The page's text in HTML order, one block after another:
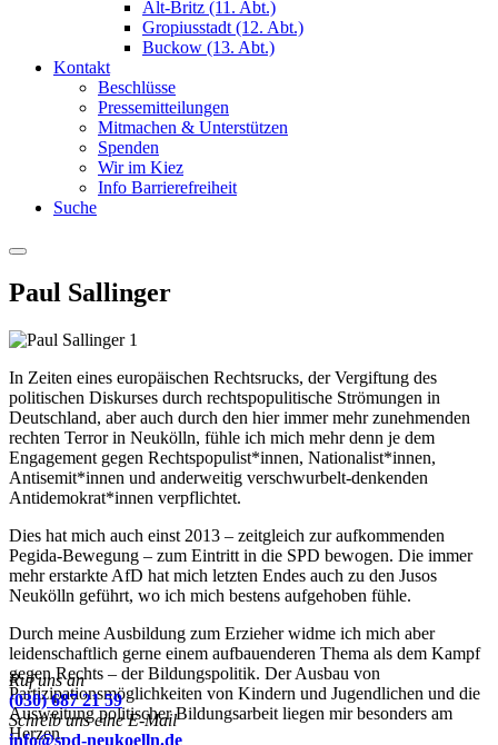
Alt-Britz (11. Abt.)
Gropiusstadt (12. Abt.)
Buckow (13. Abt.)
Kontakt
Beschlüsse
Pressemitteilungen
Mitmachen & Unterstützen
Spenden
Wir im Kiez
Info Barrierefreiheit
Suche
Menu
Paul Sallinger
In Zeiten eines europäischen Rechtsrucks, der Vergiftung des
politischen Diskurses durch rechtspopulitische Strömungen in
Deutschland, aber auch durch den hier immer mehr zunehmenden
rechten Terror in Neukölln, fühle ich mich mehr denn je dem
Engagement gegen Rechtspopulist*innen, Nationalist*innen,
Antisemit*innen und anderweitig verschwurbelt-denkenden
Antidemokrat*innen verpflichtet.
Dies hat mich auch einst 2013 – zeitgleich zur aufkommenden
Pegida-Bewegung – zum Eintritt in die SPD bewogen. Die immer
mehr erstarkte AfD hat mich letzten Endes auch zu den Jusos
Neukölln geführt, wo ich mich bestens aufgehoben fühle.
Durch meine Ausbildung zum Erzieher widme ich mich aber
leidenschaftlich gerne einem aufbauenderen Thema als dem Kampf
gegen Rechts – der Bildungspolitik. Der Ausbau von
Partizipationsmöglichkeiten von Kindern und Jugendlichen und die
Ausweitung politischer Bildungsarbeit liegen mir besonders am
Herzen.
Ruf uns an
(030) 687 21 59
Schreib uns eine E-Mail
info@spd-neukoelln.de